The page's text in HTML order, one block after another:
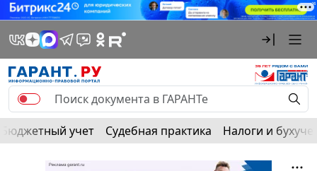
Бюджетный учет Судебная практика Налоги и